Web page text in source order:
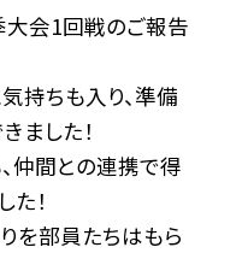
会1回戦のご報告
持ちも入り、準備
ました！
仲間との連携で得
！
を部員たちはもら